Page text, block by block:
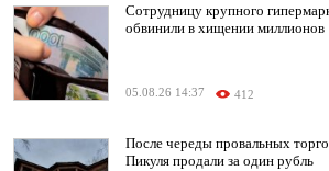
Сотрудницу крупного
обвинили в хищении миллионов
05.08.26 14:37 412
После череды провальных
Пикуля продали за один рубль